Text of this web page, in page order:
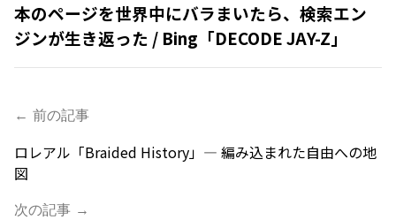
本のページを世界中にバラまいたら、検索エン
ジンが生き返った / Bing「DECODE JAY-Z」
← 前の記事
ロレアル「Braided History」— 編み込まれた自由への地
図
次の記事 →